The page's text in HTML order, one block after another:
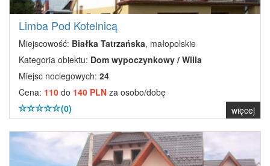
Limba Pod Kotelnicą
Miejscowość: Białka Tatrzańska, małopolskie
Kategoria obiektu: Dom wypoczynkowy / Willa
Miejsc noclegowych: 24
Cena: 110 do 140 PLN za osobo/dobę
(0)
więcej